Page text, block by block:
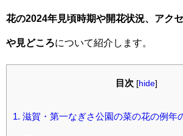
花の2024年見頃時期や開花状況、アク
や見どころについて紹介します。
目次 [hide]
1. 滋賀・第一なぎさ公園の菜の花の例年